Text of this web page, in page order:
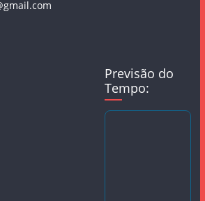
Previsão do
Tempo: